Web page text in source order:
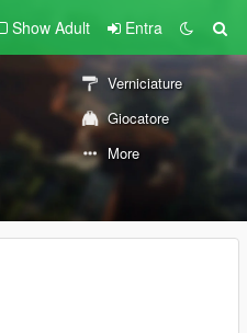
Show Adult Entra
Verniciature
Giocatore
More